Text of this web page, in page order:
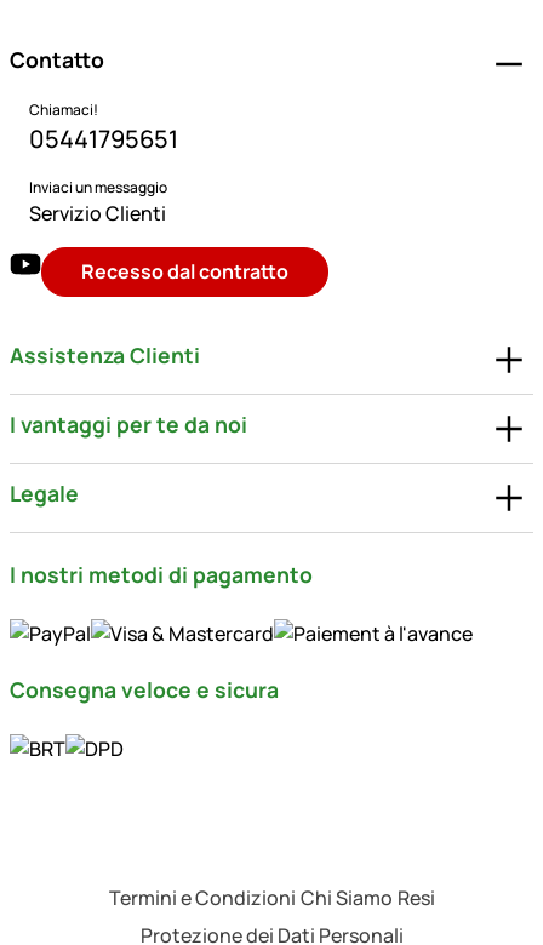
Contatto
Chiamaci!
05441795651
Inviaci un messaggio
Servizio Clienti
Recesso dal contratto
Assistenza Clienti
I vantaggi per te da noi
Legale
I nostri metodi di pagamento
Consegna veloce e sicura
Termini e Condizioni Chi Siamo Resi
Protezione dei Dati Personali